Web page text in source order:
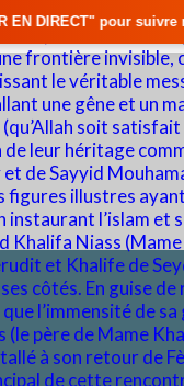
suivre nos émissions